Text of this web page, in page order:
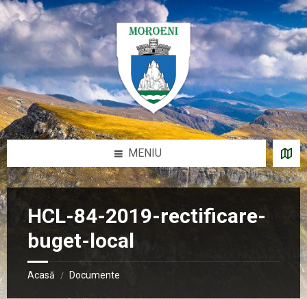
Sari
la
conținut
Salt
la
bara
laterală
stângă
Salt
la
bara
laterală
dreaptă
Salt
la
subsol
MENIU
HCL-84-2019-rectificare-
buget-local
Acasă / Documente